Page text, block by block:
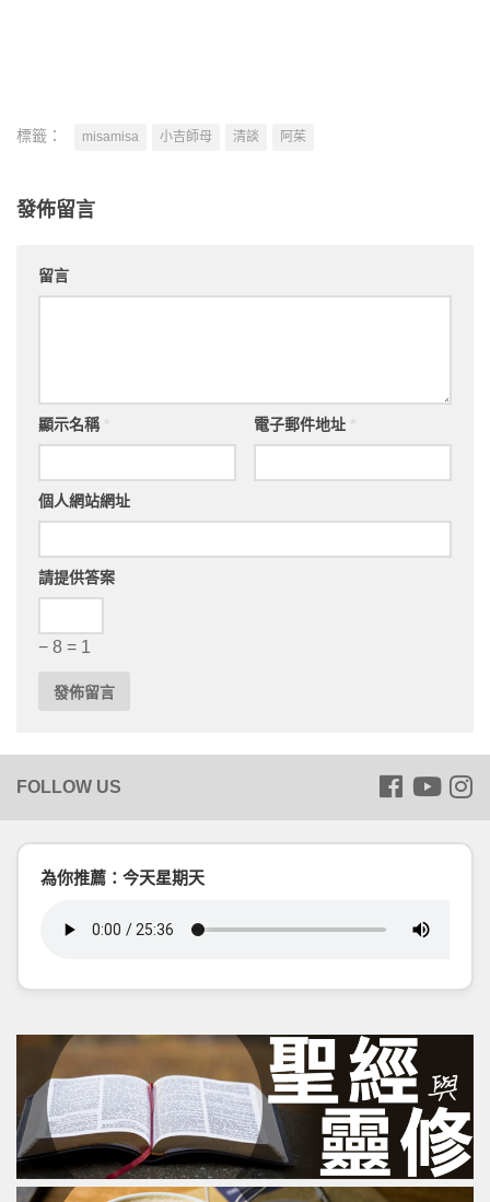
標籤： misamisa 小吉師母 清談 阿茱
發佈留言
留言
顯示名稱 電子郵件地址
個人網站網址
請提供答案
− 8 = 1
為你推薦：今天星期天